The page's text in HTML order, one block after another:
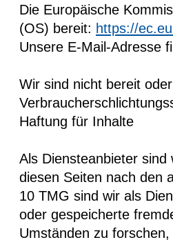
Die Europäische
(OS) bereit: https://
Unsere E-Mail-Adresse
Wir sind nicht bereit
Haftung für Inhalte
Als Diensteanbieter
diesen Seiten nach den
10 TMG sind wir als
oder gespeicherte
Umständen zu